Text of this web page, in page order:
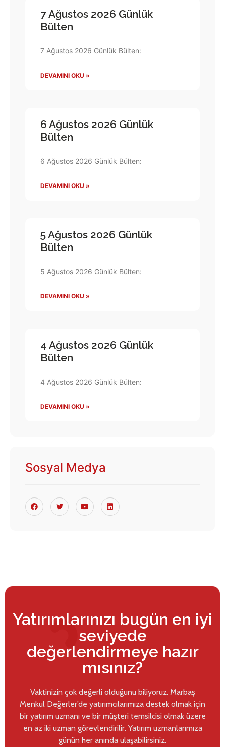
7 Ağustos 2026 Günlük
Bülten
7 Ağustos 2026 Günlük Bülten:
DEVAMINI OKU »
6 Ağustos 2026 Günlük
Bülten
6 Ağustos 2026 Günlük Bülten:
DEVAMINI OKU »
5 Ağustos 2026 Günlük
Bülten
5 Ağustos 2026 Günlük Bülten:
DEVAMINI OKU »
4 Ağustos 2026 Günlük
Bülten
4 Ağustos 2026 Günlük Bülten:
DEVAMINI OKU »
Sosyal Medya
Yatırımlarınızı bugün en iyi
seviyede
değerlendirmeye hazır
mısınız?
Vaktinizin çok değerli olduğunu biliyoruz. Marbaş
Menkul Değerler’de yatırımcılarımıza destek olmak için
bir yatırım uzmanı ve bir müşteri temsilcisi olmak üzere
en az iki uzman görevlendirilir. Yatırım uzmanlarımıza
günün her anında ulaşabilirsiniz.